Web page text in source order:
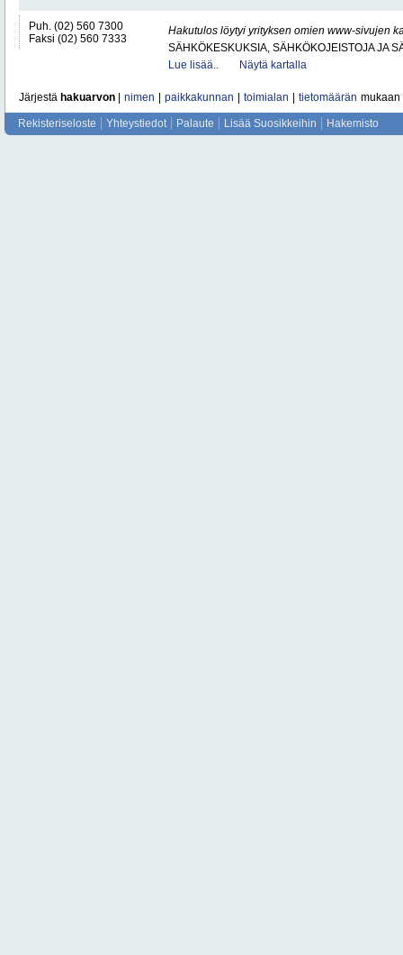
Puh. (02) 560 7300
Faksi (02) 560 7333
Hakutulos löytyi yrityksen omien www-sivujen
SÄHKÖKESKUKSIA, SÄHKÖKOJEISTOJA JA
Lue lisää..
Näytä kartalla
Järjestä hakuarvon nimen paikkakunnan toimialan tietomäärän mukaan
Rekisteriseloste Yhteystiedot Palaute Lisää Suosikkeihin Hakemisto